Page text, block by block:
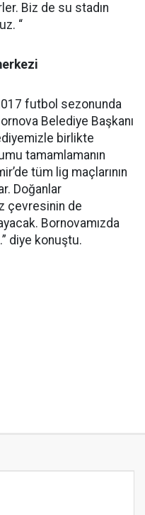
Biz de su stadın
“
futbol sezonunda
Belediye Başkanı
birlikte
tamamlamanın
tüm lig maçlarının
Doğanlar
çevresinin de
Bornovamızda
diye konuştu.